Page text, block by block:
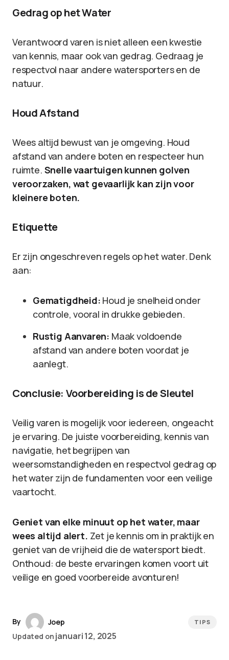
Gedrag op het Water
Verantwoord varen is niet alleen een kwestie
van kennis, maar ook van gedrag. Gedraag je
respectvol naar andere watersporters en de
natuur.
Houd Afstand
Wees altijd bewust van je omgeving. Houd
afstand van andere boten en respecteer hun
ruimte. Snelle vaartuigen kunnen golven
veroorzaken, wat gevaarlijk kan zijn voor
kleinere boten.
Etiquette
Er zijn ongeschreven regels op het water. Denk
aan:
Gematigdheid: Houd je snelheid onder
controle, vooral in drukke gebieden.
Rustig Aanvaren: Maak voldoende
afstand van andere boten voordat je
aanlegt.
Conclusie: Voorbereiding is de Sleutel
Veilig varen is mogelijk voor iedereen, ongeacht
je ervaring. De juiste voorbereiding, kennis van
navigatie, het begrijpen van
weersomstandigheden en respectvol gedrag op
het water zijn de fundamenten voor een veilige
vaartocht.
Geniet van elke minuut op het water, maar
wees altijd alert. Zet je kennis om in praktijk en
geniet van de vrijheid die de watersport biedt.
Onthoud: de beste ervaringen komen voort uit
veilige en goed voorbereide avonturen!
By
Joep
Updated on januari 12, 2025
TIPS